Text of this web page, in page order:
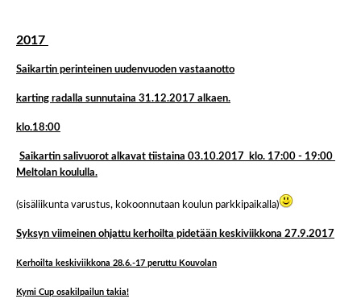
2017
Saikartin perinteinen uudenvuoden vastaanotto
karting radalla sunnutaina 31.12.2017 alkaen.
klo.18:00
Saikartin salivuorot alkavat tiistaina 03.10.2017 klo. 17:00 - 19:00
Meltolan koululla.
(sisäliikunta varustus, kokoonnutaan koulun parkkipaikalla)
Syksyn viimeinen ohjattu kerhoilta pidetään keskiviikkona 27.9.2017
Kerhoilta keskiviikkona 28.6.-17 peruttu Kouvolan
Kymi Cup osakilpailun takia!